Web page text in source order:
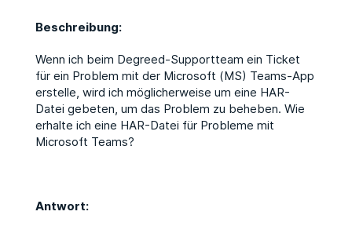
Beschreibung:
Wenn ich beim Degreed-Supportteam ein Ticket
für ein Problem mit der Microsoft (MS) Teams-App
erstelle, wird ich möglicherweise um eine HAR-
Datei gebeten, um das Problem zu beheben. Wie
erhalte ich eine HAR-Datei für Probleme mit
Microsoft Teams?
Antwort: